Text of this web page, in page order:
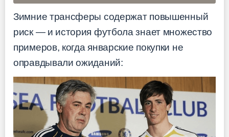
Зимние трансферы содержат повышенный
риск — и история футбола знает множество
примеров, когда январские покупки не
оправдывали ожиданий: